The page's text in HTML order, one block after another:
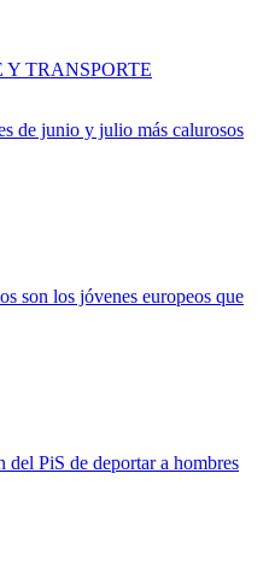
de junio y julio más calurosos
TRANSPORTE
son los jóvenes europeos que
PiS de deportar a hombres